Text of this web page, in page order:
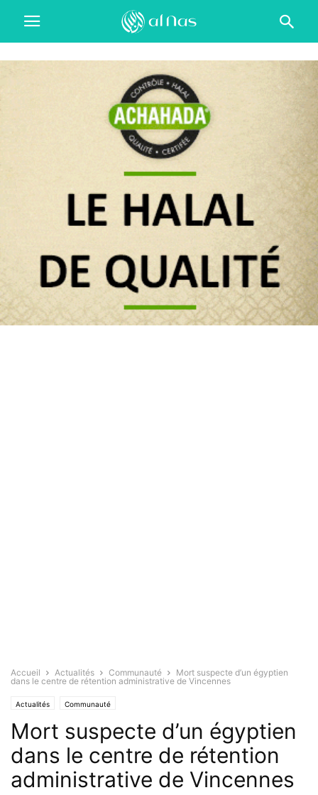
Accueil Actualités Communauté
Mort suspecte d’un égyptien
dans le centre de rétention administrative de Vincennes
Actualités Communauté
Mort suspecte d’un égyptien
dans le centre de rétention
administrative de Vincennes